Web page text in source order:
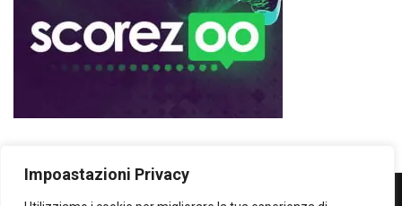
Impoastazioni Privacy